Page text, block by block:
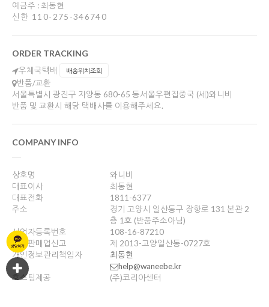
예금주 : 최동현
신한 110-275-346740
ORDER TRACKING
우체국택배 배송위치조회
반품/교환
서울특별시 광진구 자양동 680-65 동서울우편집중국 (세)와니비
반품 및 교환시 해당 택배사를 이용해주세요.
COMPANY INFO
상호명
와니비
대표이사
최동현
대표전화
1811-6377
주소
경기 고양시 일산동구 장항로 131 본관 2
층 1호 (반품주소아님)
사업자등록번호
108-16-87210
통신판매업신고
제 2013-고양일산동-0727호
개인정보관리책임자
최동현
help@waneebe.kr
호스팅제공
(주)코리아센터